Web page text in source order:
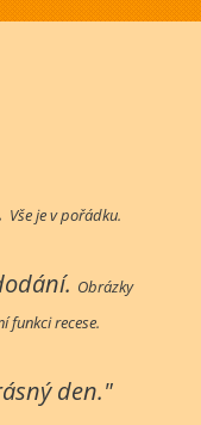
Vše je v pořádku.
Obrázky
funkci recese.
den."